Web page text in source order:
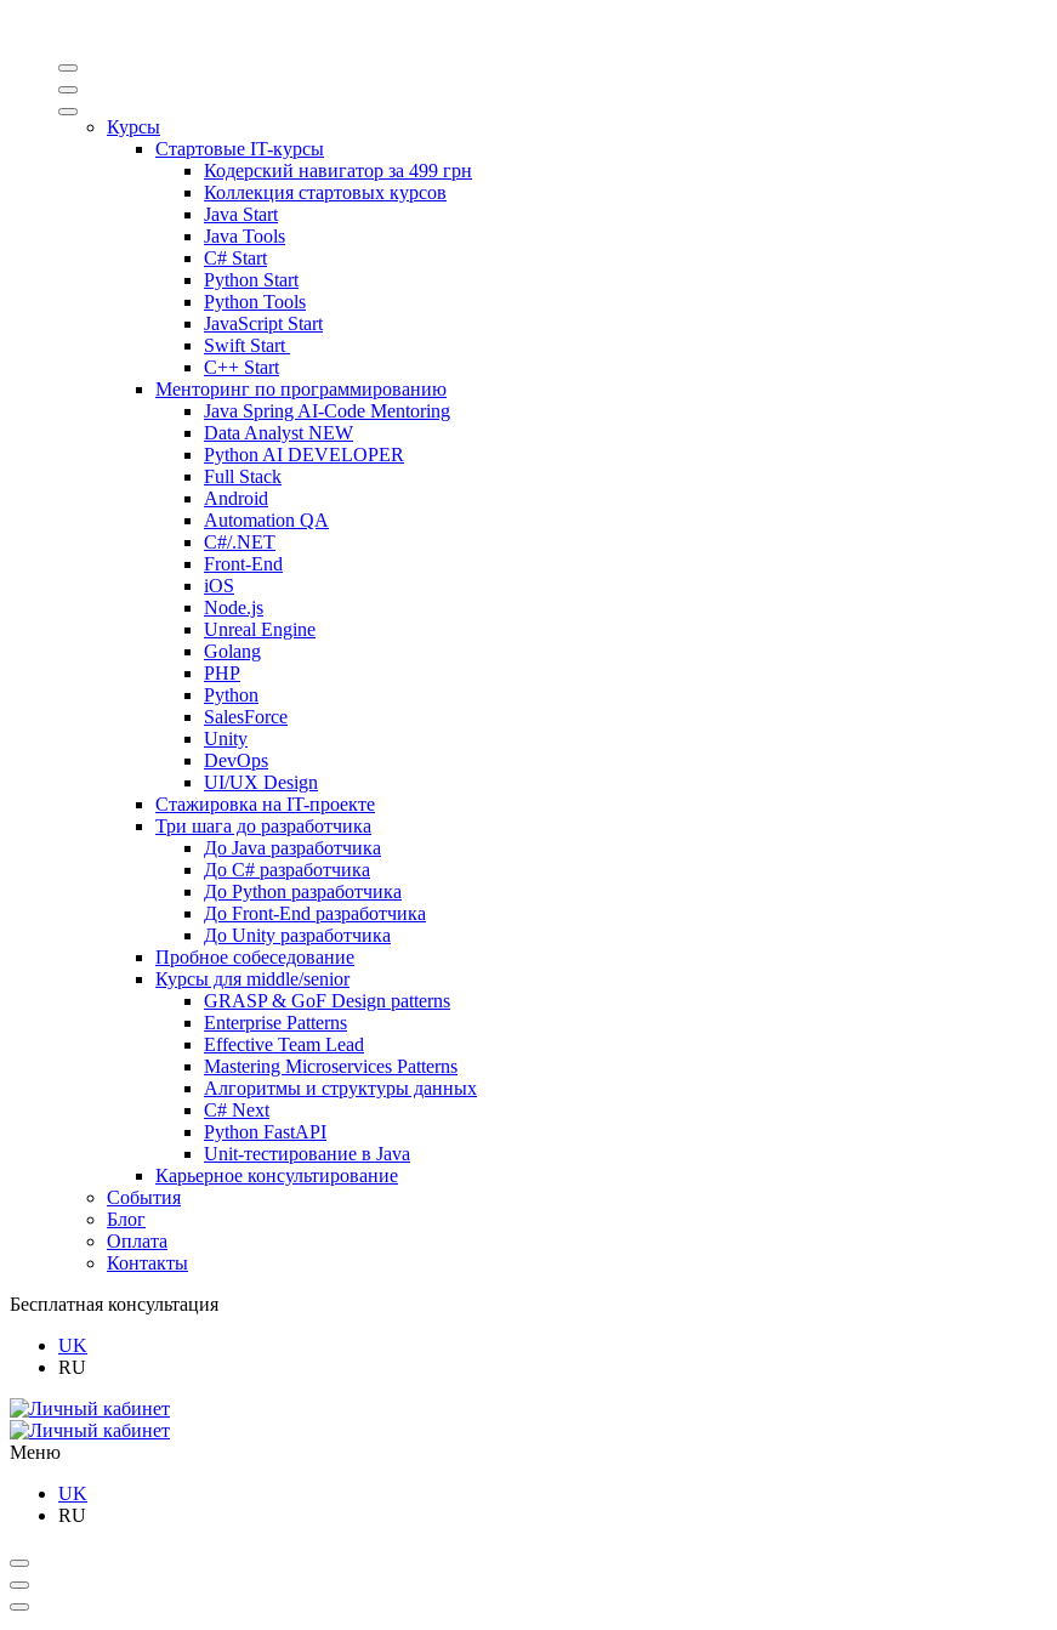
Курсы
Стартовые IT-курсы
Кодерский навигатор за 499 грн
Коллекция стартовых курсов
Java Start
Java Tools
C# Start
Python Start
Python Tools
JavaScript Start
Swift Start
C++ Start
Менторинг по программированию
Java Spring AI-Code Mentoring
Data Analyst NEW
Python AI DEVELOPER
Full Stack
Android
Automation QA
C#/.NET
Front-End
iOS
Node.js
Unreal Engine
Golang
PHP
Python
SalesForce
Unity
DevOps
UI/UX Design
Стажировка на IT-проекте
Три шага до разработчика
До Java разработчика
До C# разработчика
До Python разработчика
До Front-End разработчика
До Unity разработчика
Пробное собеседование
Курсы для middle/senior
GRASP & GoF Design patterns
Enterprise Patterns
Effective Team Lead
Mastering Microservices Patterns
Алгоритмы и структуры данных
C# Next
Python FastAPI
Unit-тестирование в Java
Карьерное консультирование
События
Блог
Оплата
Контакты
Бесплатная консультация
UK
RU
Меню
UK
RU